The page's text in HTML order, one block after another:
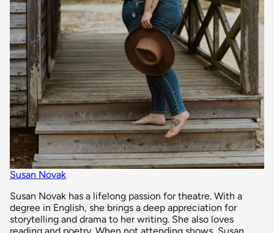
Susan Novak
Susan Novak has a lifelong passion for theatre. With a
degree in English, she brings a deep appreciation for
storytelling and drama to her writing. She also loves
reading and poetry. When not attending shows, Susan